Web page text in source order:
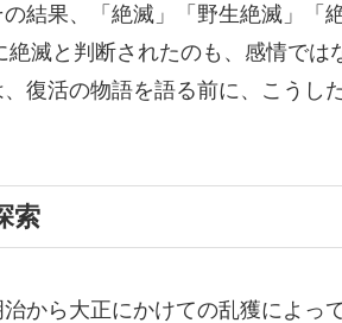
結果、「絶滅」「野生絶滅」「
滅と判断されたのも、感情では
復活の物語を語る前に、こうし
索
から大正にかけての乱獲によっ